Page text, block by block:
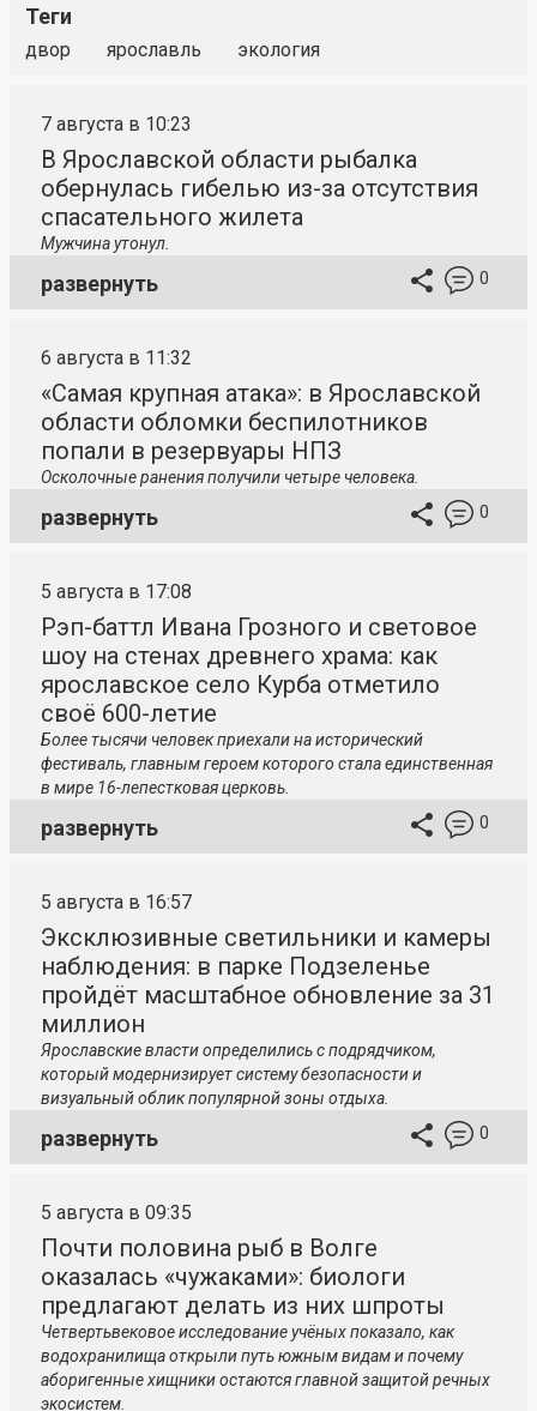
Теги
двор ярославль экология
7 августа в 10:23
В Ярославской области рыбалка
обернулась гибелью из-за отсутствия
спасательного жилета
Мужчина утонул.
развернуть 0
6 августа в 11:32
«Самая крупная атака»: в Ярославской
области обломки беспилотников
попали в резервуары НПЗ
Осколочные ранения получили четыре человека.
развернуть 0
5 августа в 17:08
Рэп-баттл Ивана Грозного и световое
шоу на стенах древнего храма: как
ярославское село Курба отметило
своё 600-летие
Более тысячи человек приехали на исторический
фестиваль, главным героем которого стала единственная
в мире 16-лепестковая церковь.
развернуть 0
5 августа в 16:57
Эксклюзивные светильники и камеры
наблюдения: в парке Подзеленье
пройдёт масштабное обновление за 31
миллион
Ярославские власти определились с подрядчиком,
который модернизирует систему безопасности и
визуальный облик популярной зоны отдыха.
развернуть 0
5 августа в 09:35
Почти половина рыб в Волге
оказалась «чужаками»: биологи
предлагают делать из них шпроты
Четвертьвековое исследование учёных показало, как
водохранилища открыли путь южным видам и почему
аборигенные хищники остаются главной защитой речных
экосистем.